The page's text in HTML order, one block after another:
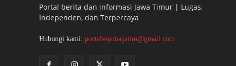
Portal berita dan informasi Jawa Timur | Lugas,
Independen, dan Terpercaya
Hubungi kami: portalseputarjatim@gmail.com